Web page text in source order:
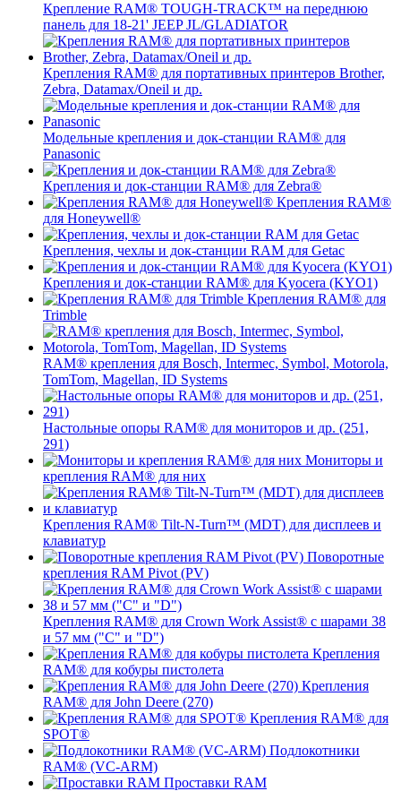
Крепление RAM® TOUGH-TRACK™ на переднюю
панель для 18-21' JEEP JL/GLADIATOR
Крепления RAM® для портативных принтеров Brother,
Zebra, Datamax/Oneil и др.
Модельные крепления и док-станции RAM® для
Panasonic
Крепления и док-станции RAM® для Zebra®
Крепления RAM®
для Honeywell®
Крепления, чехлы и док-станции RAM для Getac
Крепления и док-станции RAM® для Kyocera (KYO1)
Крепления RAM® для
Trimble
RAM® крепления для Bosch, Intermec, Symbol, Motorola,
TomTom, Magellan, ID Systems
Настольные опоры RAM® для мониторов и др. (251,
291)
Мониторы и
крепления RAM® для них
Крепления RAM® Tilt-N-Turn™ (MDT) для дисплеев и
клавиатур
Поворотные
крепления RAM Pivot (PV)
Крепления RAM® для Crown Work Assist® с шарами 38
и 57 мм ("C" и "D")
Крепления
RAM® для кобуры пистолета
Крепления
RAM® для John Deere (270)
Крепления RAM® для
SPOT®
Подлокотники
RAM® (VC-ARM)
Проставки RAM